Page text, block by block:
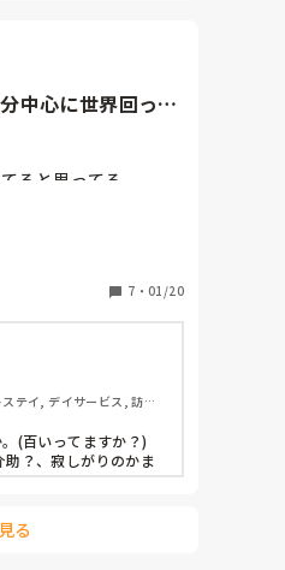
も自分の時間は無
ありませんが、普通
う日々
が面倒になるほど長
んでくれた方がいる
かコメントするなら
事を約束してもらえ
中心に世界回って
ると思ってる。
ぐ行こうと思った
「他の方のおトイレ
い」と伝えても押し
げて欲しかったんで
エスパーじゃない。
思ったら、夜中にま
おりお腹をだして
)して下さい」。
ないので、朝にならな
所「貴方は何もして
7 ・ 01/20
テイ, デイサービス, 訪問
(百いってますか？)
？、寂しがりのかま
る